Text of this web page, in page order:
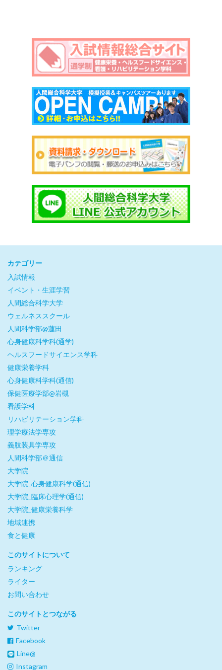
カテゴリー
入試情報
イベント・生涯学習
人間総合科学大学
ウェルネススクール
人間科学部@蓮田
心身健康科学科(通学)
ヘルスフードサイエンス学科
健康栄養学科
心身健康科学科(通信)
保健医療学部@岩槻
看護学科
リハビリテーション学科
理学療法学専攻
義肢装具学専攻
人間科学部＠通信
大学院
大学院_心身健康科学(通信)
大学院_臨床心理学(通信)
大学院_健康栄養科学
地域連携
食と健康
このサイトについて
ランキング
ライター
お問い合わせ
このサイトとつながる
Twitter
Facebook
Line@
Instagram